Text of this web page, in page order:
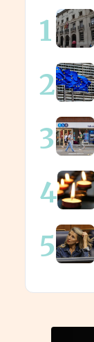
1
2
3
4
5